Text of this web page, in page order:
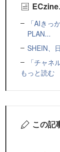
「AIきっ
PLAN...
SHEIN、
「チャ
もっと読む
この記